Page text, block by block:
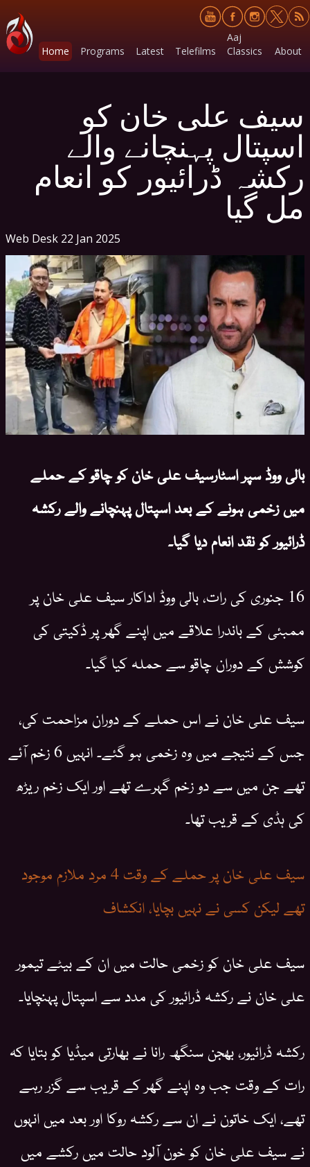
Home Programs Latest Telefilms
Aaj
Classics
About
سیف علی خان کو
اسپتال پہنچانے والے
رکشہ ڈرائیور کو انعام
مل گیا
Web Desk 22 Jan 2025
بالی ووڈ سپر اسٹارسیف علی خان کو چاقو کے حملے
میں زخمی ہونے کے بعد اسپتال پہنچانے والے رکشہ
ڈرائیور کو نقد انعام دیا گیا۔
16 جنوری کی رات، بالی ووڈ اداکار سیف علی خان پر
ممبئی کے باندرا علاقے میں اپنے گھر پر ڈکیتی کی
کوشش کے دوران چاقو سے حملہ کیا گیا۔
سیف علی خان نے اس حملے کے دوران مزاحمت کی،
جس کے نتیجے میں وہ زخمی ہو گئے۔ انہیں 6 زخم آئے
تھے جن میں سے دو زخم گہرے تھے اور ایک زخم ریڑھ
کی ہڈی کے قریب تھا۔
سیف علی خان پر حملے کے وقت 4 مرد ملازم موجود
تھے لیکن کسی نے نہیں بچایا، انکشاف
سیف علی خان کو زخمی حالت میں ان کے بیٹے تیمور
علی خان نے رکشہ ڈرائیور کی مدد سے اسپتال پہنچایا۔
رکشہ ڈرائیور، بھجن سنگھ رانا نے بھارتی میڈیا کو بتایا کہ
رات کے وقت جب وہ اپنے گھر کے قریب سے گزر رہے
تھے، ایک خاتون نے ان سے رکشہ روکا اور بعد میں انہوں
نے سیف علی خان کو خون آلود حالت میں رکشے میں